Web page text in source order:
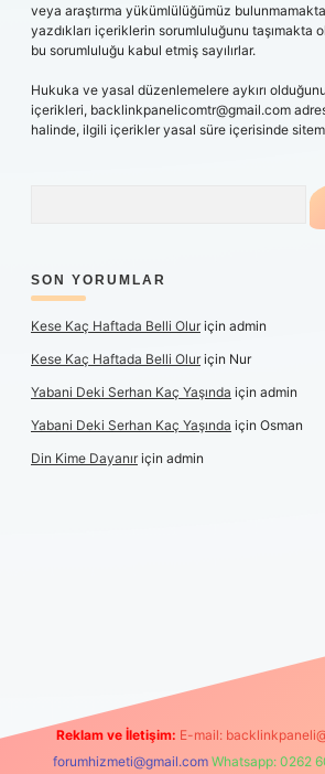
veya araştırma yükümlülüğümüz
yazdıkları içeriklerin sorumluluğunu taşımakta
bu sorumluluğu kabul etmiş sayılırlar.
Hukuka ve yasal düzenlemelere aykırı
içerikleri, backlinkpanelicomtr@gmail.com
halinde, ilgili içerikler yasal süre içerisinde
SON YORUMLAR
Kese Kaç Haftada Belli Oluriçin admin
Kese Kaç Haftada Belli Oluriçin Nur
Yabani Deki Serhan Kaç Yaşında için admin
Yabani Deki Serhan Kaç Yaşında için Osman
Din Kime Dayanıriçin admin
Reklam ve İletişim: E-mail:
forumhizmeti@gmail.com Whatsapp: 0262